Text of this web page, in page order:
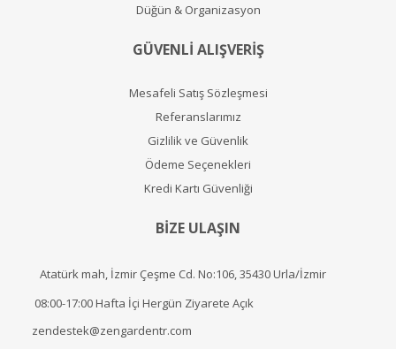
Düğün & Organizasyon
GÜVENLİ ALIŞVERİŞ
Mesafeli Satış Sözleşmesi
Referanslarımız
Gizlilik ve Güvenlik
Ödeme Seçenekleri
Kredi Kartı Güvenliği
BİZE ULAŞIN
Atatürk mah, İzmir Çeşme Cd. No:106, 35430 Urla/İzmir
08:00-17:00 Hafta İçi Hergün Ziyarete Açık
zendestek@zengardentr.com